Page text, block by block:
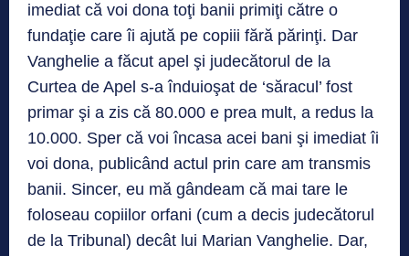
imediat că voi dona toţi banii primiţi către o
fundaţie care îi ajută pe copiii fără părinţi. Dar
Vanghelie a făcut apel şi judecătorul de la
Curtea de Apel s-a înduioşat de ‘săracul’ fost
primar şi a zis că 80.000 e prea mult, a redus la
10.000. Sper că voi încasa acei bani şi imediat îi
voi dona, publicând actul prin care am transmis
banii. Sincer, eu mă gândeam că mai tare le
foloseau copiilor orfani (cum a decis judecătorul
de la Tribunal) decât lui Marian Vanghelie. Dar,